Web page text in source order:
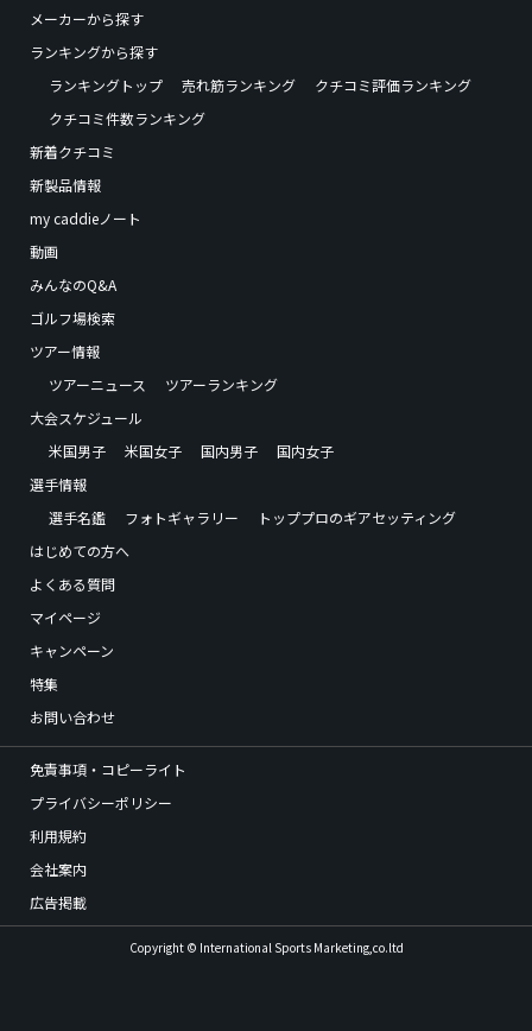
メーカーから探す
ランキングから探す
ランキングトップ
売れ筋ランキング
クチコミ評価ランキング
クチコミ件数ランキング
新着クチコミ
新製品情報
my caddieノート
動画
みんなのQ&A
ゴルフ場検索
ツアー情報
ツアーニュース
ツアーランキング
大会スケジュール
米国男子
米国女子 国内男子
国内女子
選手情報
選手名鑑
フォトギャラリー
トッププロのギアセッティング
はじめての方へ
よくある質問
マイページ
キャンペーン
特集
お問い合わせ
免責事項・コピーライト
プライバシーポリシー
利用規約
会社案内
広告掲載
Copyright © International Sports Marketing,co.ltd